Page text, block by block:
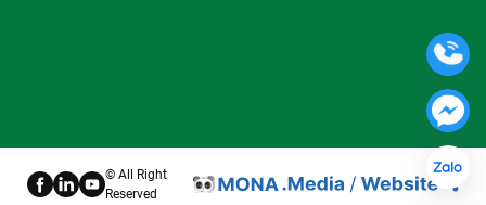
© All Right
Reserved